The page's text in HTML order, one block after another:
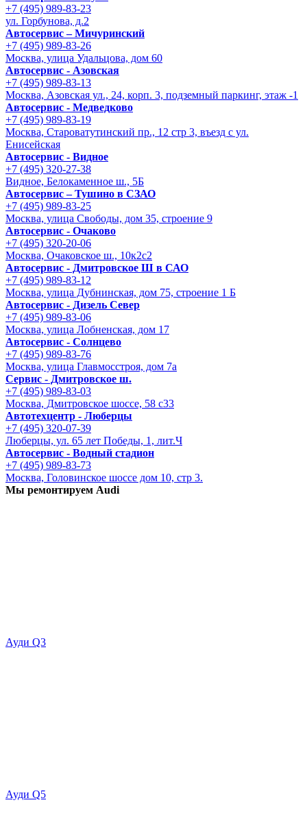
+7 (495) 989-83-23
ул. Горбунова, д.2
Автосервис – Мичуринский
+7 (495) 989-83-26
Москва, улица Удальцова, дом 60
Автосервис - Азовская
+7 (495) 989-83-13
Москва, Азовская ул., 24, корп. 3, подземный паркинг, этаж -1
Автосервис - Медведково
+7 (495) 989-83-19
Москва, Староватутинский пр., 12 стр 3, въезд с ул.
Енисейская
Автосервис - Видное
+7 (495) 320-27-38
Видное, Белокаменное ш., 5Б
Автосервис – Тушино в СЗАО
+7 (495) 989-83-25
Москва, улица Свободы, дом 35, строение 9
Автосервис - Очаково
+7 (495) 320-20-06
Москва, Очаковское ш., 10к2с2
Автосервис - Дмитровское Ш в САО
+7 (495) 989-83-12
Москва, улица Дубнинская, дом 75, строение 1 Б
Автосервис - Дизель Север
+7 (495) 989-83-06
Москва, улица Лобненская, дом 17
Автосервис - Солнцево
+7 (495) 989-83-76
Москва, улица Главмосстроя, дом 7а
Сервис - Дмитровское ш.
+7 (495) 989-83-03
Москва, Дмитровское шоссе, 58 с33
Автотехцентр - Люберцы
+7 (495) 320-07-39
Люберцы, ул. 65 лет Победы, 1, лит.Ч
Автосервис - Водный стадион
+7 (495) 989-83-73
Москва, Головинское шоссе дом 10, стр 3.
Мы ремонтируем Audi
Ауди Q3
Ауди Q5